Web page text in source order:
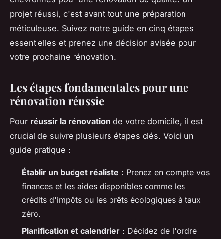
projet réussi, c'est avant tout une préparation
méticuleuse. Suivez notre guide en cinq étapes
essentielles et prenez une décision avisée pour
votre prochaine rénovation.
Les étapes fondamentales pour une
rénovation réussie
Pour réussir la rénovation de votre domicile, il est
crucial de suivre plusieurs étapes clés. Voici un
guide pratique :
Établir un budget réaliste : Prenez en compte vos
finances et les aides disponibles comme les
crédits d'impôts ou les prêts écologiques à taux
zéro.
Planification et calendrier : Décidez de l'ordre